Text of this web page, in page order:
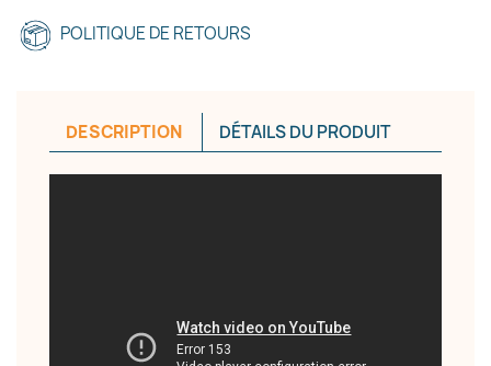
POLITIQUE DE RETOURS
DESCRIPTION DÉTAILS DU PRODUIT